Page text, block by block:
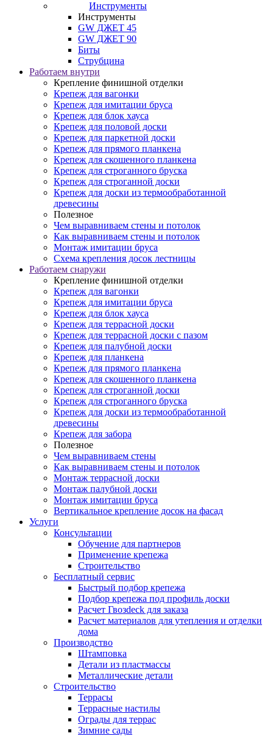
Инструменты
Инструменты
GW ДЖЕТ 45
GW ДЖЕТ 90
Биты
Струбцина
Работаем внутри
Крепление финишной отделки
Крепеж для вагонки
Крепеж для имитации бруса
Крепеж для блок хауса
Крепеж для половой доски
Крепеж для паркетной доски
Крепеж для прямого планкена
Крепеж для скошенного планкена
Крепеж для строганного бруска
Крепеж для строганной доски
Крепеж для доски из термообработанной
древесины
Полезное
Чем выравниваем стены и потолок
Как выравниваем стены и потолок
Монтаж имитации бруса
Схема крепления досок лестницы
Работаем снаружи
Крепление финишной отделки
Крепеж для вагонки
Крепеж для имитации бруса
Крепеж для блок хауса
Крепеж для террасной доски
Крепеж для террасной доски с пазом
Крепеж для палубной доски
Крепеж для планкена
Крепеж для прямого планкена
Крепеж для скошенного планкена
Крепеж для строганной доски
Крепеж для строганного бруска
Крепеж для доски из термообработанной
древесины
Крепеж для забора
Полезное
Чем выравниваем стены
Как выравниваем стены и потолок
Монтаж террасной доски
Монтаж палубной доски
Монтаж имитации бруса
Вертикальное крепление досок на фасад
Услуги
Консультации
Обучение для партнеров
Применение крепежа
Строительство
Бесплатный сервис
Быстрый подбор крепежа
Подбор крепежа под профиль доски
Расчет Гвозdeck для заказа
Расчет материалов для утепления и отделки
дома
Производство
Штамповка
Детали из пластмассы
Металлические детали
Строительство
Террасы
Террасные настилы
Ограды для террас
Зимние сады